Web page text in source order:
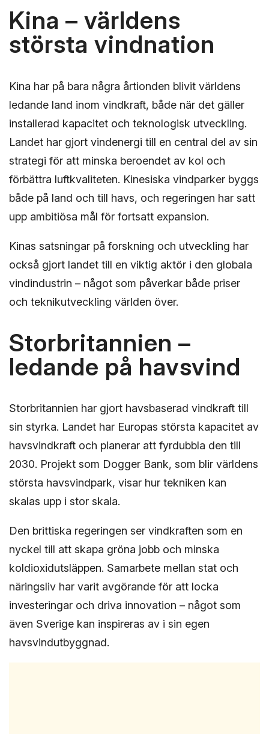
Kina – världens
största vindnation
Kina har på bara några årtionden blivit världens
ledande land inom vindkraft, både när det gäller
installerad kapacitet och teknologisk utveckling.
Landet har gjort vindenergi till en central del av sin
strategi för att minska beroendet av kol och
förbättra luftkvaliteten. Kinesiska vindparker byggs
både på land och till havs, och regeringen har satt
upp ambitiösa mål för fortsatt expansion.
Kinas satsningar på forskning och utveckling har
också gjort landet till en viktig aktör i den globala
vindindustrin – något som påverkar både priser
och teknikutveckling världen över.
Storbritannien –
ledande på havsvind
Storbritannien har gjort havsbaserad vindkraft till
sin styrka. Landet har Europas största kapacitet av
havsvindkraft och planerar att fyrdubbla den till
2030. Projekt som Dogger Bank, som blir världens
största havsvindpark, visar hur tekniken kan
skalas upp i stor skala.
Den brittiska regeringen ser vindkraften som en
nyckel till att skapa gröna jobb och minska
koldioxidutsläppen. Samarbete mellan stat och
näringsliv har varit avgörande för att locka
investeringar och driva innovation – något som
även Sverige kan inspireras av i sin egen
havsvindutbyggnad.